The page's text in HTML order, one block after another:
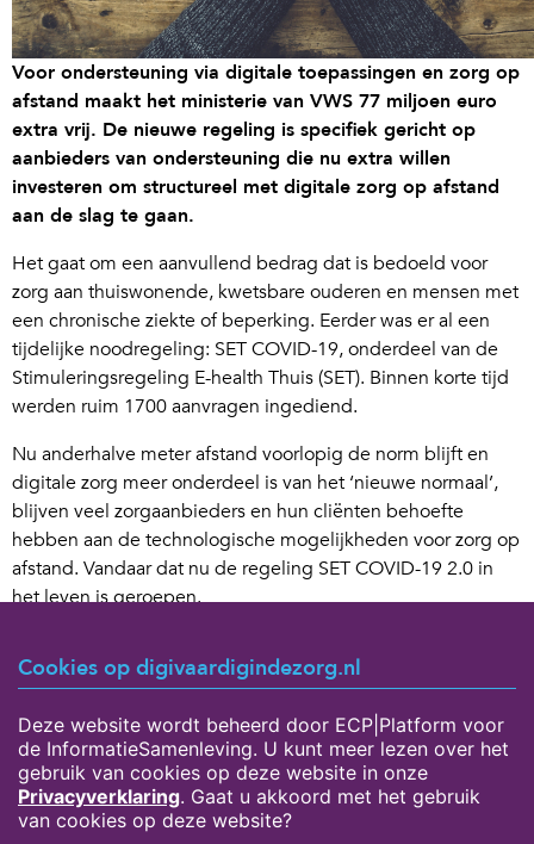
Voor ondersteuning via digitale toepassingen en zorg op
afstand maakt het ministerie van VWS 77 miljoen euro
extra vrij. De nieuwe regeling is specifiek gericht op
aanbieders van ondersteuning die nu extra willen
investeren om structureel met digitale zorg op afstand
aan de slag te gaan.
Het gaat om een aanvullend bedrag dat is bedoeld voor
zorg aan thuiswonende, kwetsbare ouderen en mensen met
een chronische ziekte of beperking. Eerder was er al een
tijdelijke noodregeling: SET COVID-19, onderdeel van de
Stimuleringsregeling E-health Thuis (SET). Binnen korte tijd
werden ruim 1700 aanvragen ingediend.
Nu anderhalve meter afstand voorlopig de norm blijft en
digitale zorg meer onderdeel is van het ‘nieuwe normaal’,
blijven veel zorgaanbieders en hun cliënten behoefte
hebben aan de technologische mogelijkheden voor zorg op
afstand. Vandaar dat nu de regeling SET COVID-19 2.0 in
het leven is geroepen.
beschikbaar. De subsidie kan worden gebruikt voor onder
het toepassen en scholingskosten voor personeel.
Aanvragen kunnen nu worden ingediend,zie hier voor meer
informatie.
Cookies op digivaardigindezorg.nl
Deze website wordt beheerd door ECP|Platform voor
de InformatieSamenleving. U kunt meer lezen over het
gebruik van cookies op deze website in onze
Privacyverklaring. Gaat u akkoord met het gebruik
van cookies op deze website?